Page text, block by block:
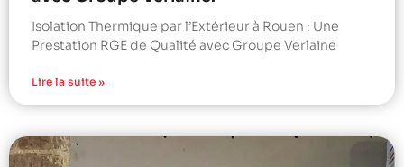
Isolation Thermique par l’Extérieur à Rouen : Une
Prestation RGE de Qualité avec Groupe Verlaine
Lire la suite »